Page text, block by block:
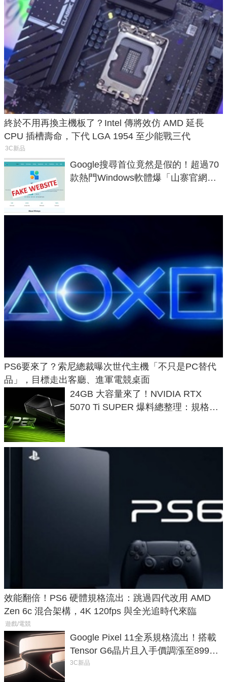
終於不用再換主機板了？Intel 傳將效仿 AMD 延長
CPU 插槽壽命，下代 LGA 1954 至少能戰三代
3C新品
Google搜尋首位竟然是假的！超過70
款熱門Windows軟體爆「山寨官網」
PS6要來了？索尼總裁曝次世代主機「不只是PC替代
品」，目標走出客廳、進軍電競桌面
24GB 大容量來了！NVIDIA RTX
5070 Ti SUPER 爆料總整理：規格、
效能翻倍！PS6 硬體規格流出：跳過四代改用 AMD
Zen 6c 混合架構，4K 120fps 與全光追時代來臨
遊戲/電競
Google Pixel 11全系規格流出！搭載
Tensor G6晶片且入手價調漲至899美
元
3C新品